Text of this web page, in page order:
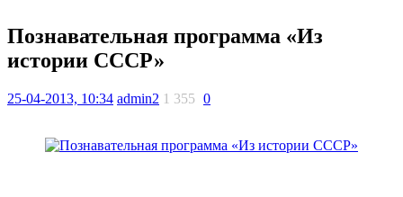
Познавательная программа «Из
истории СССР»
25-04-2013, 10:34 admin2 1 355 0